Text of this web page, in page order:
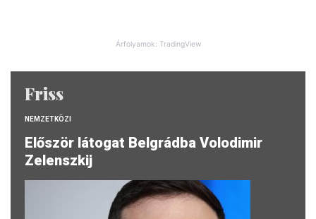
Árfolyamok: TradingView
Friss
NEMZETKÖZI
Először látogat Belgrádba Volodimir
Zelenszkij